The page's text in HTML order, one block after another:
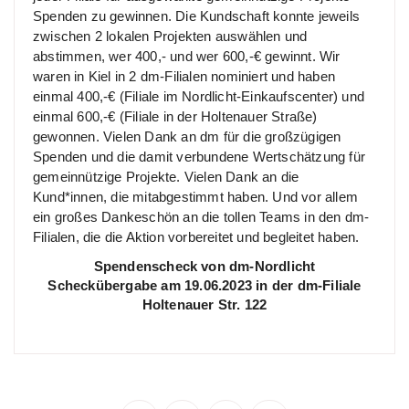
Spenden zu gewinnen. Die Kundschaft konnte jeweils
zwischen 2 lokalen Projekten auswählen und
abstimmen, wer 400,- und wer 600,-€ gewinnt. Wir
waren in Kiel in 2 dm-Filialen nominiert und haben
einmal 400,-€ (Filiale im Nordlicht-Einkaufscenter) und
einmal 600,-€ (Filiale in der Holtenauer Straße)
gewonnen. Vielen Dank an dm für die großzügigen
Spenden und die damit verbundene Wertschätzung für
gemeinnützige Projekte. Vielen Dank an die
Kund*innen, die mitabgestimmt haben. Und vor allem
ein großes Dankeschön an die tollen Teams in den dm-
Filialen, die die Aktion vorbereitet und begleitet haben.
Spendenscheck von dm-Nordlicht
Scheckübergabe am 19.06.2023 in der dm-Filiale
Holtenauer Str. 122